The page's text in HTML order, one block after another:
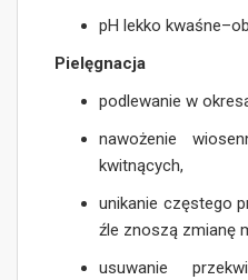
pH lekko
Pielęgnacja
podlewanie w
nawożenie
kwitnących,
unikanie częstego
źle znoszą zmianę
usuwanie